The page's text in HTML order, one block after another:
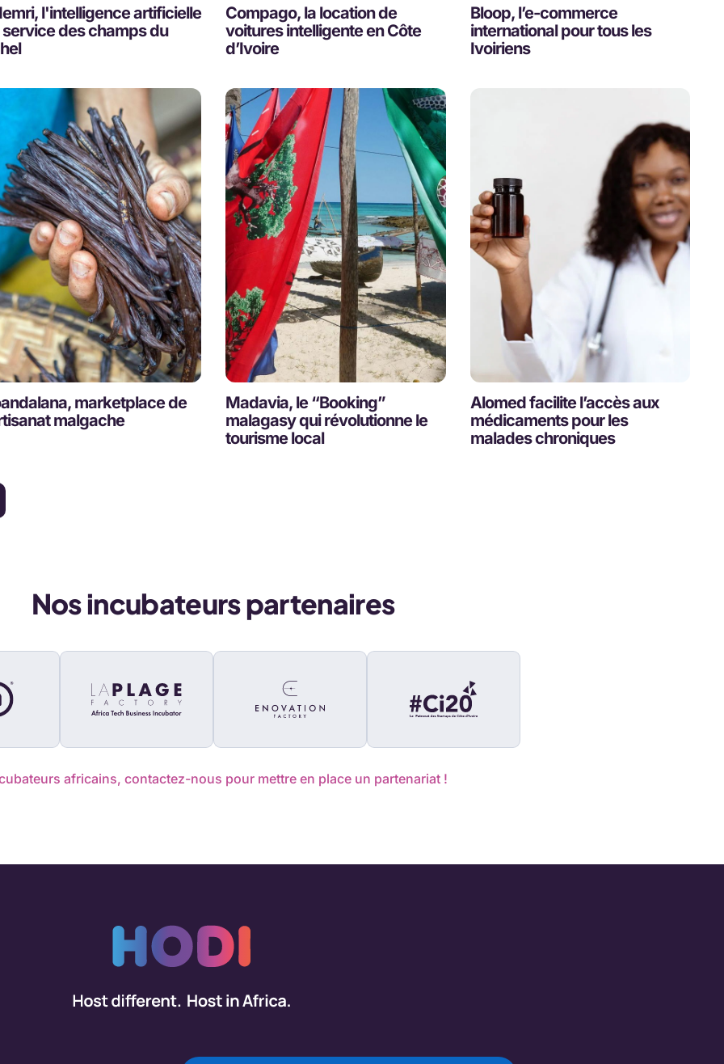
l'intelligence artificielle
des champs du
Compago, la location de
voitures intelligente en Côte
d’Ivoire
Bloop, l’e-commerce
international pour tous les
Ivoiriens
marketplace de
malgache
Madavia, le “Booking”
malagasy qui révolutionne le
tourisme local
Alomed facilite l’accès aux
médicaments pour les
malades chroniques
Nos incubateurs partenaires
africains, contactez-nous pour mettre en place un partenariat !